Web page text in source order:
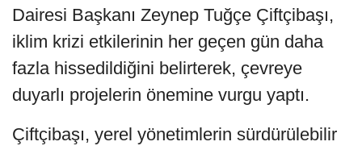
Dairesi Başkanı Zeynep Tuğçe Çiftçibaşı,
iklim krizi etkilerinin her geçen gün daha
fazla hissedildiğini belirterek, çevreye
duyarlı projelerin önemine vurgu yaptı.
Çiftçibaşı, yerel yönetimlerin sürdürülebilir